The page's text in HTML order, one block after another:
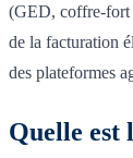
(GED, coffre-fort
de la facturation
des plateformes
Quelle est